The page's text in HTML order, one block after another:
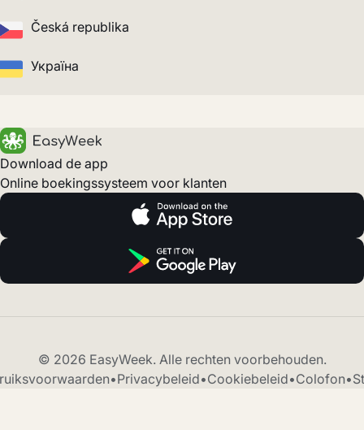
Česká republika
Україна
Download de app
Online boekingssysteem voor klanten
© 2026 EasyWeek. Alle rechten voorbehouden.
•Privacybeleid•Cookiebeleid•Colofon•